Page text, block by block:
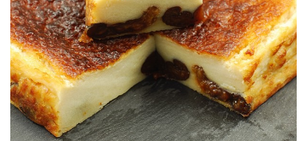
FAR BRETON VEGAN SANS GLUTEN
AU TOFU SOYEUX